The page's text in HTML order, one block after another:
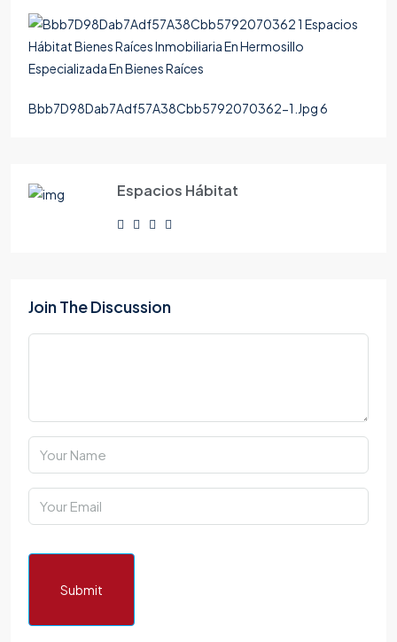
Bbb7D98Dab7Adf57A38Cbb5792070362-1.Jpg 6
Espacios Hábitat
Join The Discussion
Submit